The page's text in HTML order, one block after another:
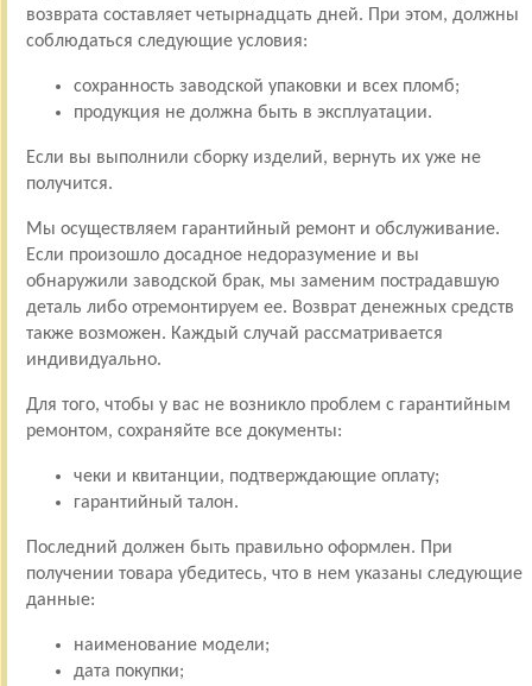
возврата составляет четырнадцать дней. При этом, должны
соблюдаться следующие условия:
сохранность заводской упаковки и всех пломб;
продукция не должна быть в эксплуатации.
Если вы выполнили сборку изделий, вернуть их уже не
получится.
Мы осуществляем гарантийный ремонт и обслуживание.
Если произошло досадное недоразумение и вы
обнаружили заводской брак, мы заменим пострадавшую
деталь либо отремонтируем ее. Возврат денежных средств
также возможен. Каждый случай рассматривается
индивидуально.
Для того, чтобы у вас не возникло проблем с гарантийным
ремонтом, сохраняйте все документы:
чеки и квитанции, подтверждающие оплату;
гарантийный талон.
Последний должен быть правильно оформлен. При
получении товара убедитесь, что в нем указаны следующие
данные:
наименование модели;
дата покупки;